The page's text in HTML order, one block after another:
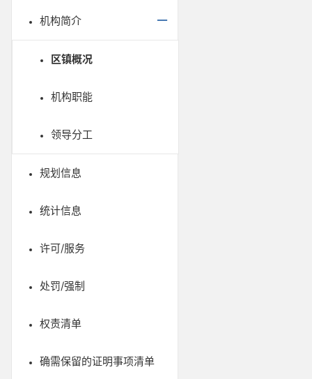
机构简介
区镇概况
机构职能
领导分工
规划信息
统计信息
许可/服务
处罚/强制
权责清单
确需保留的证明事项清单